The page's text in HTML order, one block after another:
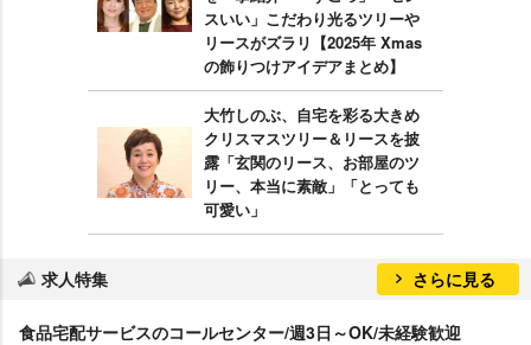
スいい」こだわり光るツリー
リースがズラリ【2025年 Xmas
の飾りつけアイデアまとめ】
大竹しのぶ、自宅を彩る大きめ
クリスマスツリー＆リースを披
露「玄関のリース、お部屋のツ
リー、本当に素敵」「とっても
可愛い」
求人特集 さらに見る
食品宅配サービスのコールセンター/週3日～OK/未経験歓迎